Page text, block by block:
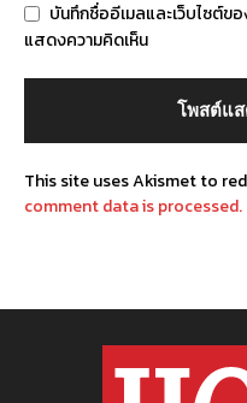
บันทึกชื่ออีเมลและเว็บไซต์ข
แสดงความคิดเห็น
This site uses Akismet to
comment data is processed.